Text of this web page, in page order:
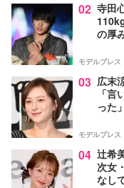
02 寺田
の厚
モデルプレス
03 広末
「
った」
モデルプレス
04 辻希
次女
なし